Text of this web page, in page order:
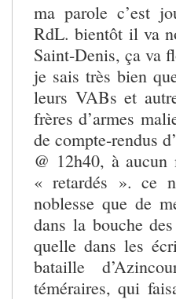
ma parole c’est
RdL. bientôt il va
Saint-Denis, ça va
je sais très bien
leurs VABs et
frères d’armes
de compte-rendus
@ 12h40, à
« retardés ». ce
noblesse que de
dans la bouche
quelle dans les
bataille
téméraires, qui